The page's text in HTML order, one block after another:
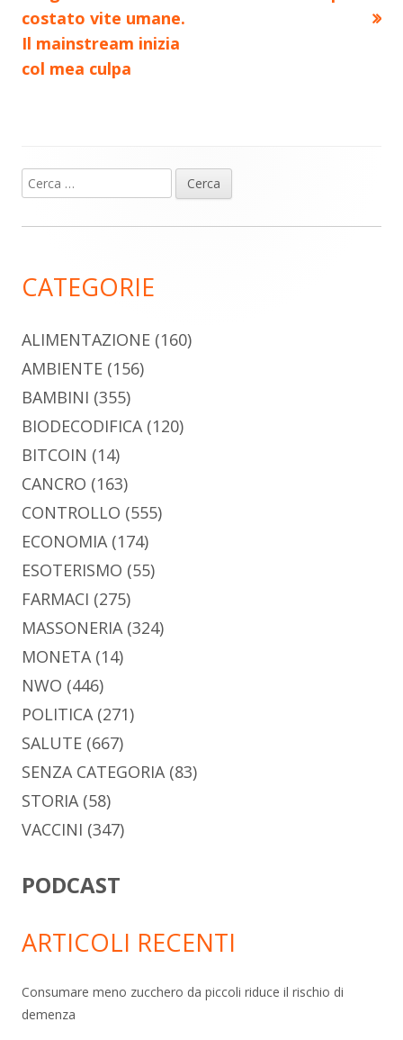
costato vite umane.
Il mainstream inizia
col mea culpa
Barra
laterale
Ricerca
per:
CATEGORIE
ALIMENTAZIONE (160)
AMBIENTE (156)
BAMBINI (355)
BIODECODIFICA(120)
BITCOIN (14)
CANCRO (163)
CONTROLLO (555)
ECONOMIA(174)
ESOTERISMO (55)
FARMACI (275)
MASSONERIA(324)
MONETA(14)
NWO (446)
POLITICA(271)
SALUTE (667)
SENZA CATEGORIA(83)
STORIA(58)
VACCINI (347)
PODCAST
ARTICOLI RECENTI
Consumare meno zucchero da piccoli riduce il rischio di
demenza